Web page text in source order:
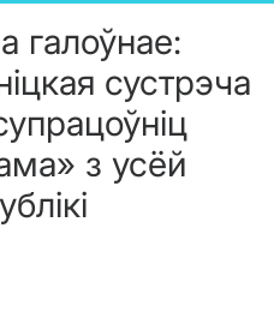
галоўнае:
сустрэча
з усёй